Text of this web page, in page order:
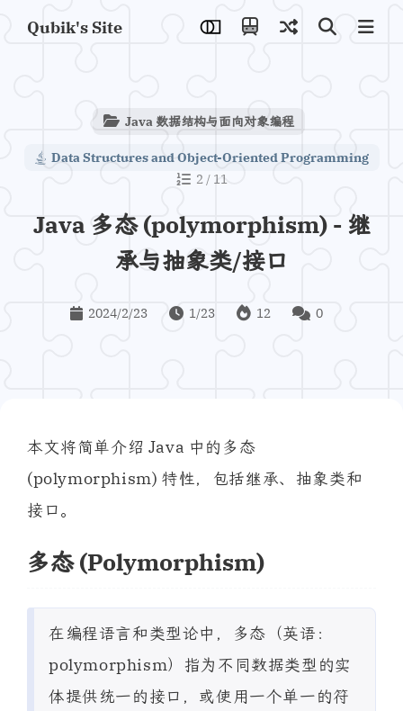
Qubik's Site
Java 数据结构与面向对象编程
Data Structures and Object-Oriented Programming
2 / 11
Java 多态 (polymorphism) - 继
承与抽象类/接口
2024/2/23 1/23 12 0
本文将简单介绍 Java 中的多态
(polymorphism) 特性，包括继承、抽象类和
接口。
多态 (Polymorphism)
在编程语言和类型论中，多态（英语：
polymorphism）指为不同数据类型的实
体提供统一的接口，或使用一个单一的符